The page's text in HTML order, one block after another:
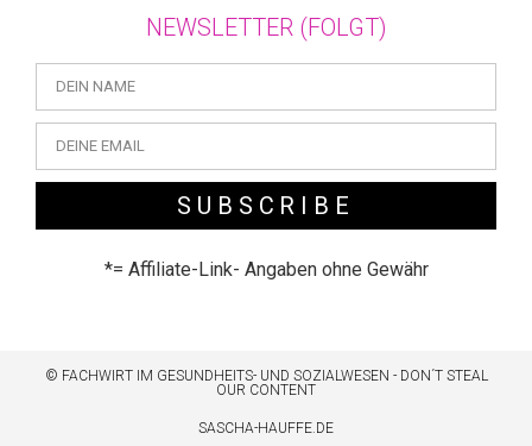
NEWSLETTER (FOLGT)
SUBSCRIBE
*= Affiliate-Link- Angaben ohne Gewähr
© FACHWIRT IM GESUNDHEITS- UND SOZIALWESEN - DON´T STEAL
OUR CONTENT
SASCHA-HAUFFE.DE